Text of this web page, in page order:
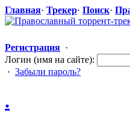
Главная· Трекер· Поиск·
Регистрация ·
Логин (имя на сайте):
· Забыли пароль?
.